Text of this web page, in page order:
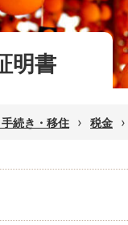
明書
手続き・移住 › 税金 ›